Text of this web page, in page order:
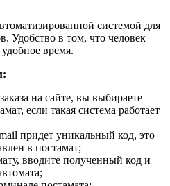
системой для
Удобство в том, что человек
время.
на сайте, вы выбираете
если такая система работает
придет уникальный код, это
в постамат;
вводите полученный код и